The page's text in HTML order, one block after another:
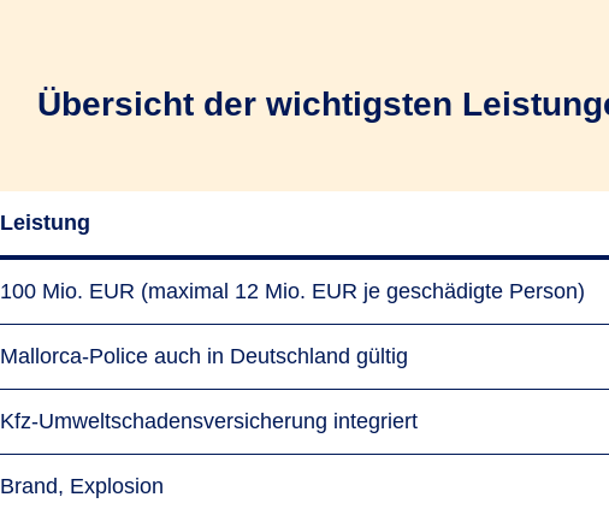
Übersicht der wichtigsten
Leistung
100 Mio. EUR (maximal 12 Mio. EUR je geschädigte Person)
Mallorca-Police auch in Deutschland gültig
Kfz-Umweltschadensversicherung integriert
Brand, Explosion